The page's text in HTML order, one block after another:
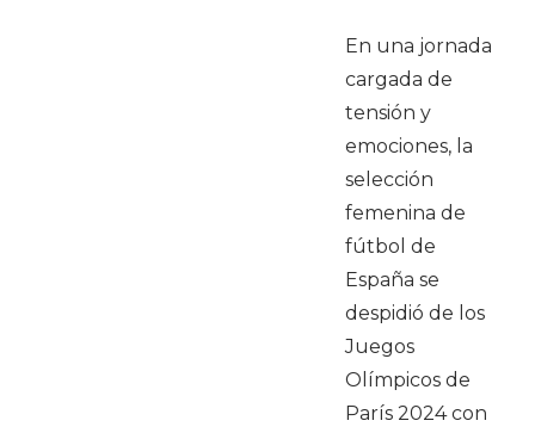
En una jornada
cargada de
tensión y
emociones, la
selección
femenina de
fútbol de
España se
despidió de los
Juegos
Olímpicos de
París 2024 con